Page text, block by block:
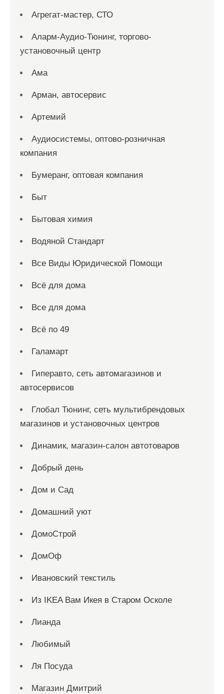
Агрегат-мастер, СТО
Аларм-Аудио-Тюнинг, торгово-
установочный центр
Ама
Арман, автосервис
Артемий
Аудиосистемы, оптово-розничная
компания
Бумеранг, оптовая компания
Быт
Бытовая химия
Водяной Стандарт
Все Виды Юридической Помощи
Всё для дома
Все для дома
Всё по 49
Галамарт
Гиперавто, сеть автомагазинов и
автосервисов
Глобал Тюнинг, сеть мультибрендовых
магазинов и установочных центров
Динамик, магазин-салон автотоваров
Добрый день
Дом и Сад
Домашний уют
ДомоСтрой
ДомОф
Ивановский текстиль
Из IKEA Вам Икея в Старом Осколе
Лианда
Любимый
Ля Посуда
Магазин Дмитрий